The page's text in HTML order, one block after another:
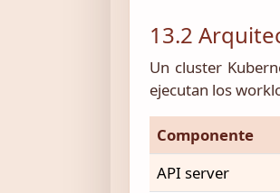
13.2
Un cluster
ejecutan los
Componente
API server